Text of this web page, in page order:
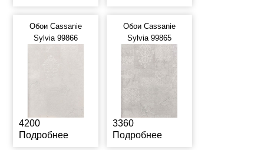
Обои Cassanie
Sylvia 99866
4200
Подробнее
Обои Cassanie
Sylvia 99865
3360
Подробнее